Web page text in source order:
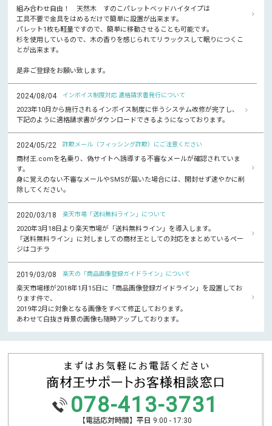
組み合わせ自由！ 天然木 すのこパレットベッドハイタイプは
工具不要で金具をはめるだけで簡単に設置が出来ます。
パレット1枚も軽量ですので、簡単に移動させることも可能です。
杉を使用しているので、木の香りを感じられてリラックスして眠りにつくこ
とが出来ます。
是非ご登録をお願い致します。
2024/08/04 インボイス制度対応 適格請求書発行について
2023年10月から施行されるインボイス制度に伴うシステム改修が完了し、
下記のように適格請求書がダウンロードできるようになっております。
2024/05/22 詐欺メール（フィッシング詐欺）にご注意ください
商材王.comを名乗り、偽サイトへ誘導する不審なメールが確認されていま
す。
身に覚えのない不審なメールやSMSが届いた場合には、開封せず速やかに削
除してください。
2020/03/18 楽天市場「送料無料ライン」について
2020年3月18日より楽天市場が「送料無料ライン」を導入します。
「送料無料ライン」に対しましての商材王としての対応をまとめているペー
ジはコチラ
2019/03/08 楽天の「商品画像登録ガイドライン」について
楽天市場様が2018年1月15日に「商品画像登録ガイドライン」を設置してお
ります件で、
2019年2月に対象となる画像をすべて修正しております。
あわせて白抜き背景の画像も随時アップしております。
078-413-3731
【電話応対時間】平日 9:00 - 17:30